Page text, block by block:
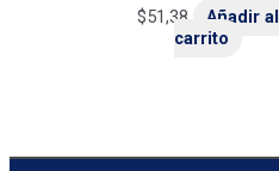
$51,38
Añadir al
carrito